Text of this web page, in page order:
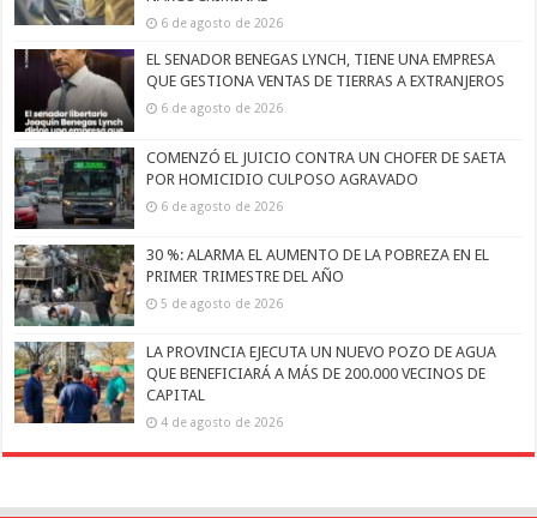
6 de agosto de 2026
EL SENADOR BENEGAS LYNCH, TIENE UNA EMPRESA
QUE GESTIONA VENTAS DE TIERRAS A EXTRANJEROS
6 de agosto de 2026
COMENZÓ EL JUICIO CONTRA UN CHOFER DE SAETA
POR HOMICIDIO CULPOSO AGRAVADO
6 de agosto de 2026
30 %: ALARMA EL AUMENTO DE LA POBREZA EN EL
PRIMER TRIMESTRE DEL AÑO
5 de agosto de 2026
LA PROVINCIA EJECUTA UN NUEVO POZO DE AGUA
QUE BENEFICIARÁ A MÁS DE 200.000 VECINOS DE
CAPITAL
4 de agosto de 2026